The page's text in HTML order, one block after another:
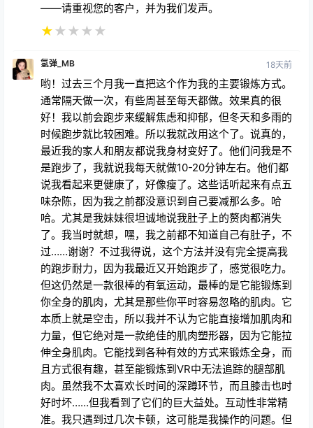
——请重视您的客户，并为我们发声。
★★ ★ ★ ★
氢弹_MB 18天前
哟！过去三个月我一直把这个作为我的主要锻炼方式。
通常隔天做一次，有些周甚至每天都做。效果真的很
好！我以前会跑步来缓解焦虑和抑郁，但冬天和多雨的
时候跑步就比较困难。所以我就改用这个了。说真的，
最近我的家人和朋友都说我身材变好了。他们问我是不
是跑步了，我就说我每天就做10-20分钟左右。他们都
说我看起来更健康了，好像瘦了。这些话听起来有点五
味杂陈，因为我之前都没意识到自己要减那么多。哈
哈。尤其是我妹妹很坦诚地说我肚子上的赘肉都消失
了。我当时就想，嘿，我之前都不知道自己有肚子，不
过……谢谢？不过我得说，这个方法并没有完全提高我
的跑步耐力，因为我最近又开始跑步了，感觉很吃力。
但这仍然是一款很棒的有氧运动，最棒的是它能锻炼到
你全身的肌肉，尤其是那些你平时容易忽略的肌肉。它
本质上就是空击，所以我并不认为它能直接增加肌肉和
力量，但它绝对是一款绝佳的肌肉塑形器，因为它能拉
伸全身肌肉。它能找到各种有效的方式来锻炼全身，而
且方式很有趣，甚至能锻炼到VR中无法追踪的腿部肌
肉。虽然我不太喜欢长时间的深蹲环节，而且膝击也时
好时坏……但我看到了它们的巨大益处。互动性非常精
准。我只遇到过几次卡顿，这可能是我操作的问题。但